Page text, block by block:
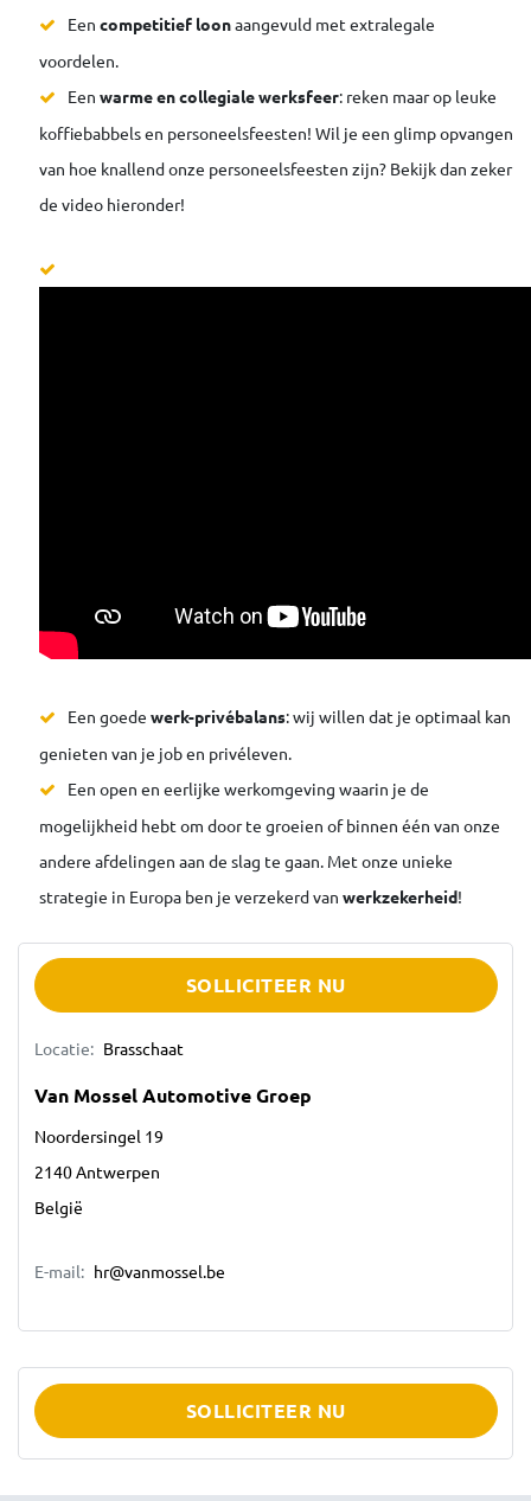
Een competitief loonaangevuld met extralegale
voordelen.
Een warme en collegiale werksfeer: reken maar op leuke
koffiebabbels en personeelsfeesten! Wil je een glimp opvangen
van hoe knallend onze personeelsfeesten zijn? Bekijk dan zeker
de video hieronder!
Een goede werk-privébalans: wij willen dat je optimaal kan
genieten van je job en privéleven.
Een open en eerlijke werkomgeving waarin je de
mogelijkheid hebt om door te groeien of binnen één van onze
andere afdelingen aan de slag te gaan. Met onze unieke
strategie in Europa ben je verzekerd van werkzekerheid!
SOLLICITEER NU
Locatie: Brasschaat
Van Mossel Automotive Groep
Noordersingel 19
2140 Antwerpen
België
E-mail: hr@vanmossel.be
SOLLICITEER NU